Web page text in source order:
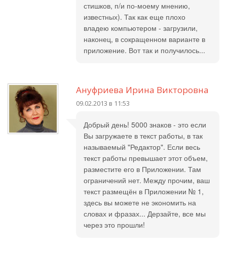
стишков, п/и по-моему мнению,
известных). Так как еще плохо
владею компьютером - загрузили,
наконец, в сокращенном варианте в
приложение. Вот так и получилось...
Ануфриева Ирина Викторовна
09.02.2013 в 11:53
Добрый день! 5000 знаков - это если
Вы загружаете в текст работы, в так
называемый "Редактор". Если весь
текст работы превышает этот объем,
разместите его в Приложении. Там
ограничений нет. Между прочим, ваш
текст размещён в Приложении № 1,
здесь вы можете не экономить на
словах и фразах... Дерзайте, все мы
через это прошли!